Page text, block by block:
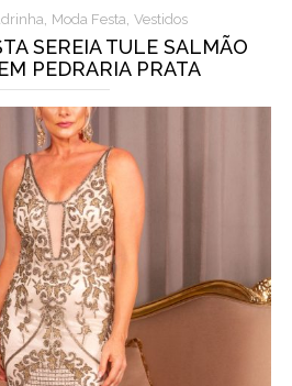
, Moda Festa, Vestidos
SEREIA TULE SALMÃO
PEDRARIA PRATA